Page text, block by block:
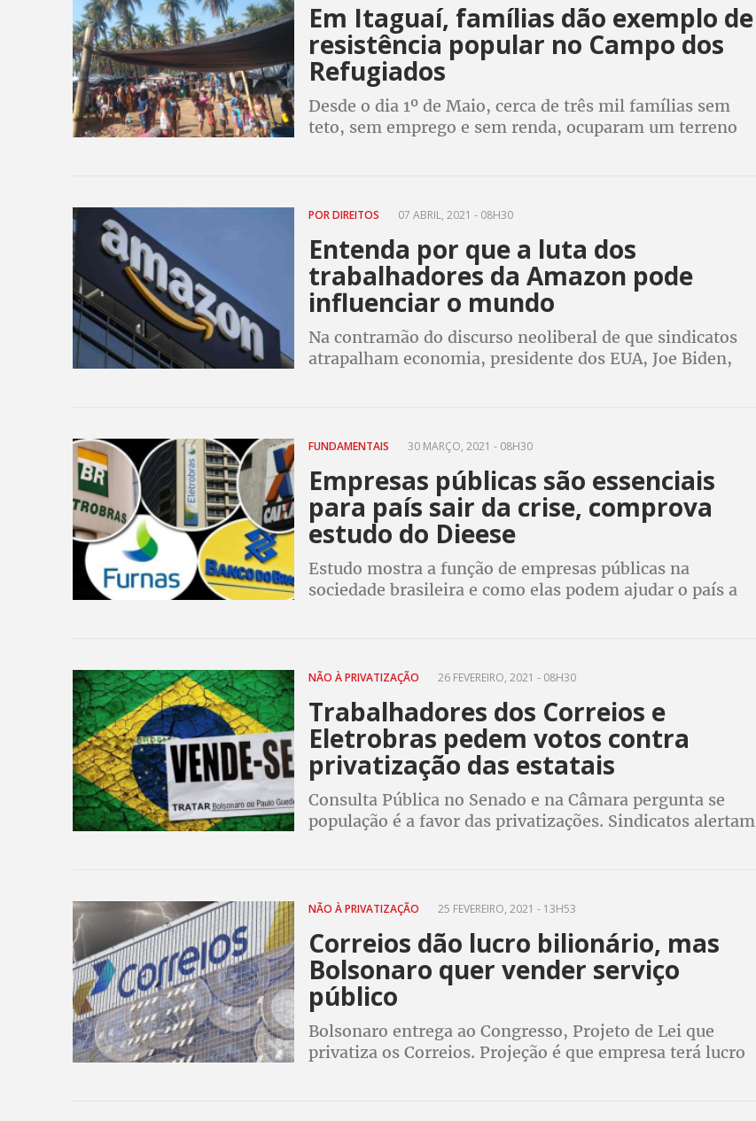
Em Itaguaí, famílias dão exemplo de
resistência popular no Campo dos
Refugiados
Desde o dia 1º de Maio, cerca de três mil famílias sem
teto, sem emprego e sem renda, ocuparam um terreno
POR DIREITOS 07 ABRIL, 2021 - 08H30
Entenda por que a luta dos
trabalhadores da Amazon pode
influenciar o mundo
Na contramão do discurso neoliberal de que sindicatos
atrapalham economia, presidente dos EUA, Joe Biden,
FUNDAMENTAIS 30 MARÇO, 2021 - 08H30
Empresas públicas são essenciais
para país sair da crise, comprova
estudo do Dieese
Estudo mostra a função de empresas públicas na
sociedade brasileira e como elas podem ajudar o país a
NÃO À PRIVATIZAÇÃO 26 FEVEREIRO, 2021 - 08H30
Trabalhadores dos Correios e
Eletrobras pedem votos contra
privatização das estatais
Consulta Pública no Senado e na Câmara pergunta se
população é a favor das privatizações. Sindicatos alertam
NÃO À PRIVATIZAÇÃO 25 FEVEREIRO, 2021 - 13H53
Correios dão lucro bilionário, mas
Bolsonaro quer vender serviço
público
Bolsonaro entrega ao Congresso, Projeto de Lei que
privatiza os Correios. Projeção é que empresa terá lucro